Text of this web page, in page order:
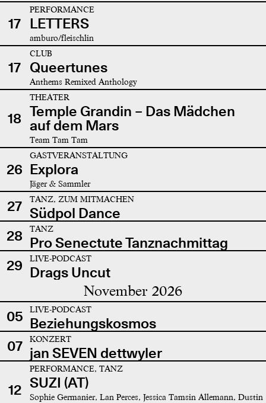
17
PERFORMANCE
LETTERS
amburo/fleischlin
17
CLUB
Queertunes
Anthems Remixed Anthology
18
THEATER
Temple Grandin – Das Mädchen
auf dem Mars
Team Tam Tam
26
GASTVERANSTALTUNG
Explora
Jäger & Sammler
27 TANZ, ZUM MITMACHEN
Südpol Dance
28
TANZ
Pro Senectute Tanznachmittag
29
LIVE-PODCAST
Drags Uncut
November 2026
05 LIVE-PODCAST
Beziehungskosmos
07
KONZERT
jan SEVEN dettwyler
12
PERFORMANCE, TANZ
SUZI (AT)
Sophie Germanier, Lan Perces, Jessica Tamsin Allemann, Dustin